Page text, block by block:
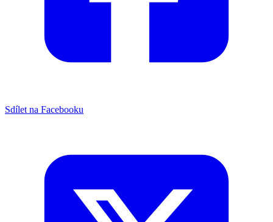
Sdílet na Facebooku